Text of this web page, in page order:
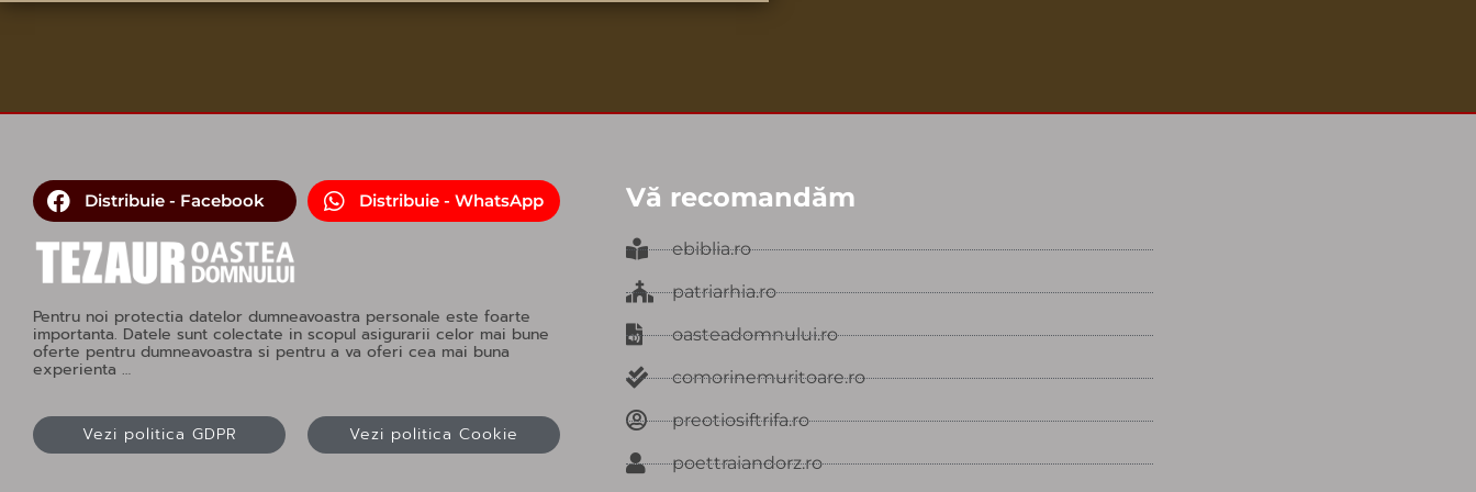
or
Distribuie - Facebook Distribuie - WhatsApp
Pentru noi protectia datelor dumneavoastra personale este foarte
importanta. Datele sunt colectate in scopul asigurarii celor mai bune
oferte pentru dumneavoastra si pentru a va oferi cea mai buna
experienta …
Vezi politica GDPR Vezi politica Cookie
Vă recomandăm
ebiblia.ro
patriarhia.ro
oasteadomnului.ro
comorinemuritoare.ro
preotiosiftrifa.ro
poettraiandorz.ro